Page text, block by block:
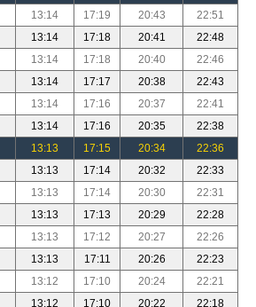
13:14 17:19 20:43
22:51
13:14 17:18 20:41
22:48
13:14 17:18 20:40
22:46
13:14 17:17 20:38
22:43
13:14 17:16 20:37
22:41
13:14 17:16 20:35
22:38
13:13 17:15 20:34
22:36
13:13 17:14 20:32
22:33
13:13 17:14 20:30
22:31
13:13 17:13 20:29
22:28
13:13 17:12 20:27
22:26
13:13 17:11 20:26
22:23
13:12 17:10 20:24
22:21
13:12 17:10 20:22 22:18